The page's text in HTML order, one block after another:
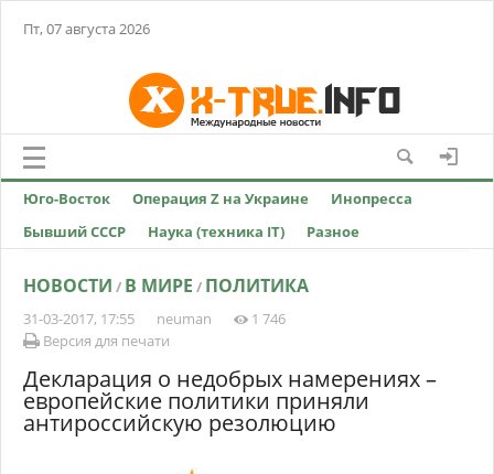
Пт, 07 августа 2026
Юго-Восток Операция Z на Украине
Инопресса
Бывший СССР
Наука (техника IT) Разное
НОВОСТИ / В МИРЕ / ПОЛИТИКА
31-03-2017, 17:55 neuman
1 746
Версия для печати
Декларация о недобрых намерениях –
европейские политики приняли
антироссийскую резолюцию